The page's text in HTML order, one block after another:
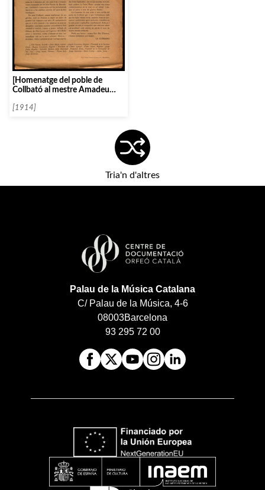
[Homenatge del poble de
Collbató al mestre Amadeu
[1914]
Tria'n d'altres
Palau de la Música Catalana
C/ Palau de la Música, 4-6
08003Barcelona
93 295 72 00